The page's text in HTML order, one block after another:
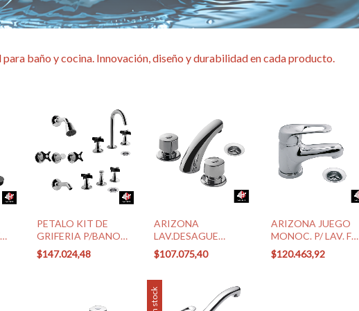
baño y cocina. Innovación, diseño y durabilidad en cada producto.
PETALO KIT DE
GRIFERIA P/BANO
NEGRO CROMO FV
(0900.03/M3-NC)
$147.024,48
ARIZONA
LAV.DESAGUE
C/TAPITA FV
(0207/B1P CR)
$107.075,40
ARIZONA JUEGO
MONOC. P/ LAV. FV
(0181/B1 CR)
$120.463,92
Sin stock